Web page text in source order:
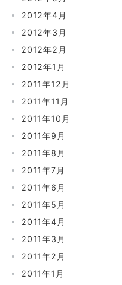
2012年4月
2012年3月
2012年2月
2012年1月
2011年12月
2011年11月
2011年10月
2011年9月
2011年8月
2011年7月
2011年6月
2011年5月
2011年4月
2011年3月
2011年2月
2011年1月